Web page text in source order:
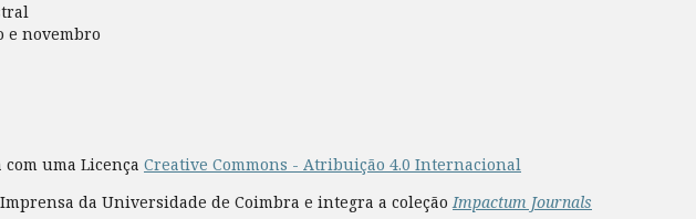
e novembro
uma Licença Creative Commons - Atribuição 4.0 Internacional
da Universidade de Coimbra e integra a coleçãoImpactum Journals